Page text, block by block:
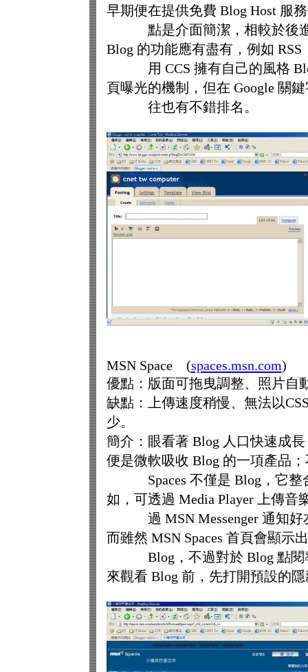
早期便在提供免費 Blog Host 服
點是介面簡潔，相較於後進
Blog 的功能應有盡有，例如 RSS
用 CCS 擁有自己的風格
頁曝光的機制，但在 Google 關
往也有不錯排名。
MSN Space (spaces.msn.com)
優點：版面可拖曳調整、照片自
缺點：上傳速度稍慢、無法以
少。
簡介：眼看著 Blog 人口快速成
便是微軟吸收 Blog 的一項產品
Spaces 不僅是 Blog，它整
如，可透過 Media Player 上傳音
過 MSN Messenger 通知好
而雖然 MSN Spaces 首頁會顯示
Blog，不過對於 Blog 點閱率
來觀看 Blog 前，先打開預設的